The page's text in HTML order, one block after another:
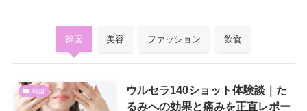
韓国 美容 ファッション 飲食
韓国
ウルセラ140ショット体験談｜た
るみへの効果と痛みを正直レポー